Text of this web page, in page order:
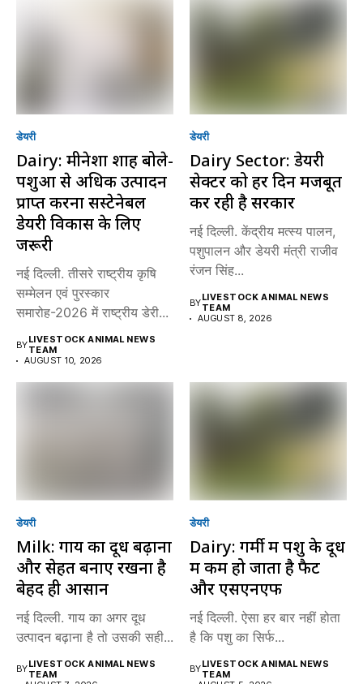
डेयरी
Dairy: मीनेशा शाह बोले-
पशुओं से अधिक उत्पादन
प्राप्त करना सस्टेनेबल
डेयरी विकास के लिए
जरूरी
नई दिल्ली. तीसरे राष्ट्रीय कृषि
सम्मेलन एवं पुरस्कार
समारोह-2026 में राष्ट्रीय डेरी...
BYLIVESTOCK ANIMAL NEWS
TEAM
AUGUST 10, 2026
डेयरी
Dairy Sector: डेयरी
सेक्टर को हर दिन मजबूत
कर रही है सरकार
नई दिल्ली. केंद्रीय मत्स्य पालन,
पशुपालन और डेयरी मंत्री राजीव
रंजन सिंह...
BYLIVESTOCK ANIMAL NEWS
TEAM
AUGUST 8, 2026
डेयरी
Milk: गाय का दूध बढ़ाना
और सेहत बनाए रखना है
बेहद ही आसान
नई दिल्ली. गाय का अगर दूध
उत्पादन बढ़ाना है तो उसकी सही...
BYLIVESTOCK ANIMAL NEWS
TEAM
डेयरी
Dairy: गर्मी में पशु के दूध
में कम हो जाता है फैट
और एसएनएफ
नई दिल्ली. ऐसा हर बार नहीं होता
है कि पशु का सिर्फ...
BYLIVESTOCK ANIMAL NEWS
TEAM